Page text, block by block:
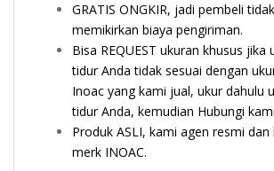
GRATIS ONGKIR, jadi pembeli
memikirkan biaya pengiriman.
Bisa REQUEST ukuran khusus
tidur Anda tidak sesuai dengan
Inoac yang kami jual, ukur dahulu
tidur Anda, kemudian Hubungi
Produk ASLI, kami agen resmi dan
merk INOAC.